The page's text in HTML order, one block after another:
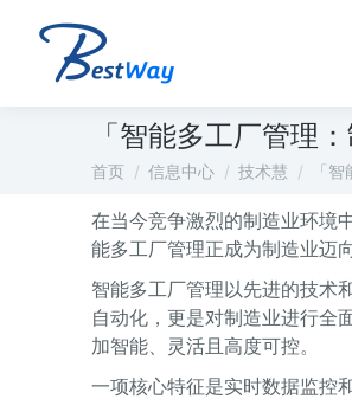
「智能多工厂管理
您在这里：
首页 信息中心 技术慧 「
在当今竞争激烈的制造业环境
能多工厂管理正成为制造业迈
智能多工厂管理以先进的技术
自动化，更是对制造业进行全
加智能、灵活且高度可控。
一项核心特征是实时数据监控